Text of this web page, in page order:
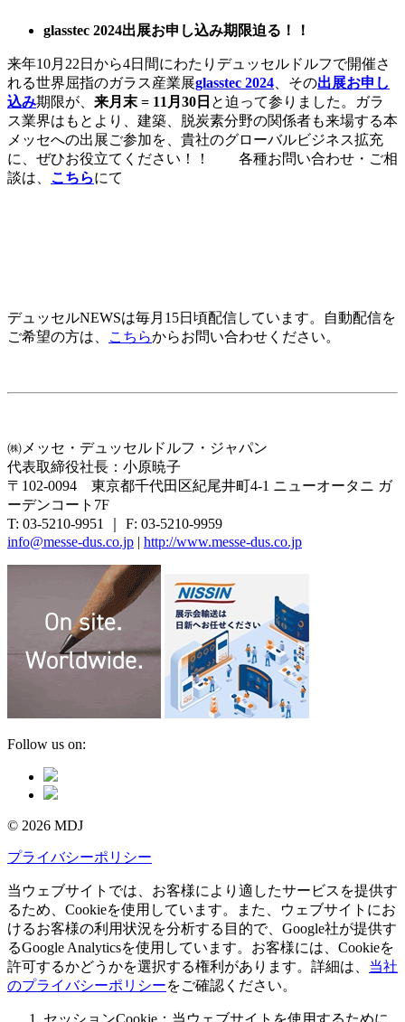
glasstec 2024出展お申し込み期限迫る！！
来年10月22日から4日間にわたりデュッセルドルフで開催さ
れる世界屈指のガラス産業展glasstec 2024、その出展お申し
込み期限が、 来月末= 11月 30 日 と迫って参りました。ガラ
ス業界はもとより、建築、脱炭素分野の関係者も来場する本
メッセへの出展ご参加を、貴社のグローバルビジネス拡充
に、ぜひお役立てください！！ 各種お問い合わせ・ご相
談は、 こちらにて
デュッセルNEWSは毎月15日頃配信しています。自動配信を
ご希望の方は、
こちらからお問い合わせください。
㈱メッセ・デュッセルドルフ・ジャパン
代表取締役社長：小原暁子
〒102-0094 東京都千代田区紀尾井町4-1 ニューオータニ ガ
ーデンコート7F
T: 03-5210-9951 ｜ F: 03-5210-9959
info@messe-dus.co.jp | http://www.messe-dus.co.jp
Follow us on:
© 2026 MDJ
プライバシーポリシー
当ウェブサイトでは、お客様により適したサービスを提供す
るため、Cookieを使用しています。また、ウェブサイトにお
けるお客様の利用状況を分析する目的で、Google社が提供す
るGoogle Analyticsを使用しています。お客様には、Cookieを
許可するかどうかを選択する権利があります。詳細は、 当社
のプライバシーポリシーをご確認ください。